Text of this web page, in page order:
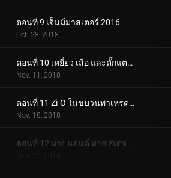
ตอนที่ 9 เจ็นม์มาสเตอร์ 2016
Oct. 28, 2018
ตอนที่ 10 เหยี่ยว เสือ และตั๊กแตน 2553
Nov. 11, 2018
ตอนที่ 11 Zi-O ในขบวนพาเหรด 2018
Nov. 18, 2018
Nov. 25, 2018